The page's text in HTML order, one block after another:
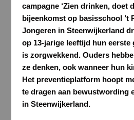
campagne ‘Zien drinken, doet
bijeenkomst op basisschool ’t
Jongeren in Steenwijkerland
op 13-jarige leeftijd hun eerste
is zorgwekkend. Ouders
ze denken, ook wanneer hun
Het preventieplatform hoopt
te dragen aan bewustwording
in Steenwijkerland.